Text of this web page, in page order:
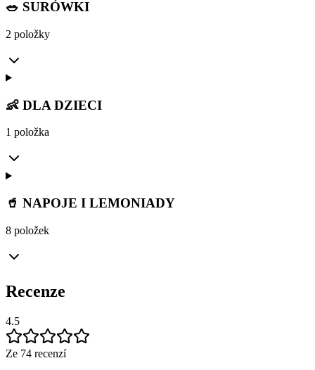
🥗 SURÓWKI
2 položky
👶 DLA DZIECI
1 položka
🥤 NAPOJE I LEMONIADY
8 položek
Recenze
4.5
Ze 74 recenzí